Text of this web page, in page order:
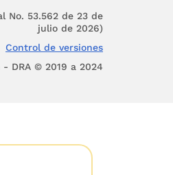
No. 53.562 de 23 de
julio de 2026)
Control de versiones
- DRA © 2019 a 2024